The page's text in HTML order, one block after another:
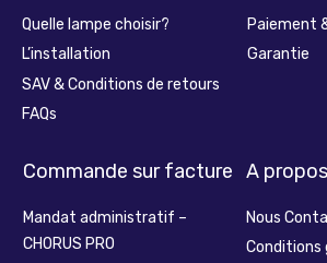
Quelle lampe choisir?
L’installation
SAV & Conditions de retours
FAQs
Paiement
Garantie
Commande sur facture
Mandat administratif –
CHORUS PRO
A propos
Nous
Conditions